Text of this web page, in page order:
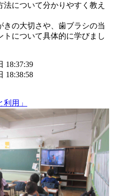
法について分かりやすく教え
きの大切さや、歯ブラシの当
トについて具体的に学びまし
18:37:39
18:38:58
用」